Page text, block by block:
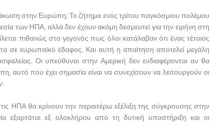
στην Ευρώπη; Το ζήτημα ενός τρίτου παγκόσμιου πολέμου
των ΗΠΑ, αλλά δεν έχουν ακόμη δεσμευτεί για την ειρήνη στη
πιθανώς στο γεγονός πως όλοι κατάλαβαν ότι ένας τέτοιος
σε ευρωπαϊκό έδαφος. Και αυτή η απαίτηση αποτελεί μεγάλη
Οι υπεύθυνοι στην Αμερική δεν ενδιαφέρονται αν θα
αυτό που έχει σημασία είναι να συνεχίσουν να λειτουργούν οι
ΗΠΑ θα κρίνουν την περαιτέρω εξέλιξη της σύγκρουσης στην
εξαρτάται εξ ολοκλήρου από τη δυτική υποστήριξη και οι